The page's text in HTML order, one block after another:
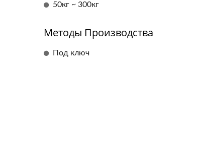
50кг ~ 300кг
Методы Производства
Под ключ